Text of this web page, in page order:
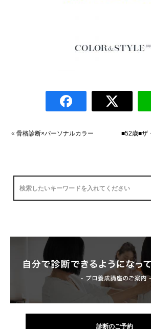
«骨格診断×パーソナルカラー ■52歳■ザ
診断のご予約